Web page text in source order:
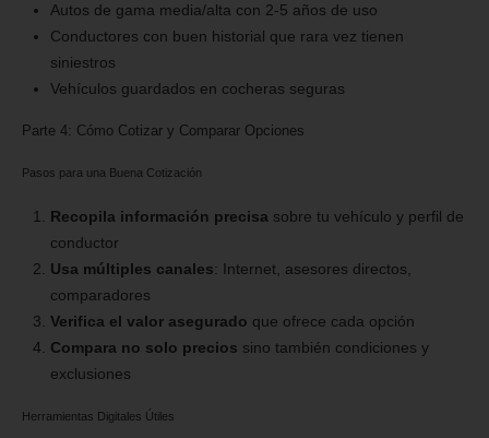
Autos de gama media/alta con 2-5 años de uso
Conductores con buen historial que rara vez tienen
siniestros
Vehículos guardados en cocheras seguras
Parte 4: Cómo Cotizar y Comparar Opciones
Pasos para una Buena Cotización
Recopila información precisa sobre tu vehículo y perfil de
conductor
Usa múltiples canales: Internet, asesores directos,
comparadores
Verifica el valor asegurado que ofrece cada opción
Compara no solo precios sino también condiciones y
exclusiones
Herramientas Digitales Útiles